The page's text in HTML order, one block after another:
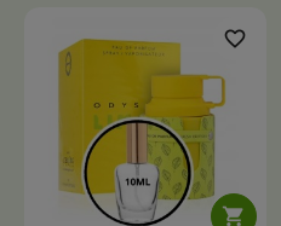

favorite_border